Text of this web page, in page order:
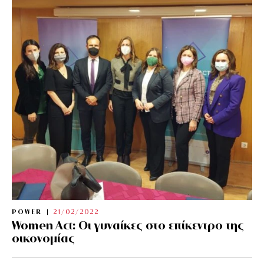
POWER 21/02/2022
Women Act: Οι γυναίκες στο επίκεντρο της
οικονομίας